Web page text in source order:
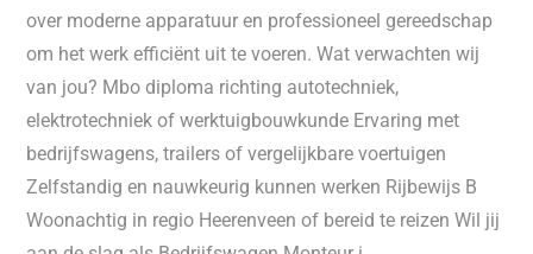
over moderne apparatuur en professioneel gereedschap
om het werk efficiënt uit te voeren. Wat verwachten wij
van jou? Mbo diploma richting autotechniek,
elektrotechniek of werktuigbouwkunde Ervaring met
bedrijfswagens, trailers of vergelijkbare voertuigen
Zelfstandig en nauwkeurig kunnen werken Rijbewijs B
Woonachtig in regio Heerenveen of bereid te reizen Wil jij